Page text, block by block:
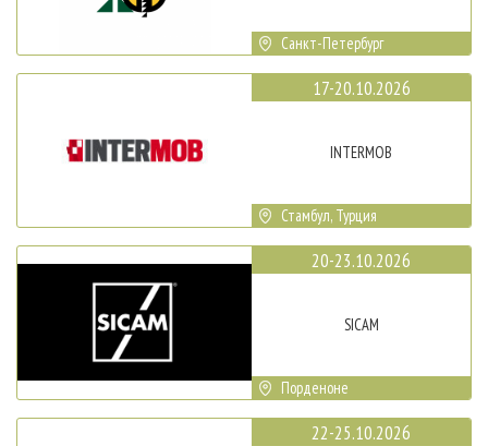
Санкт-Петербург
17-20.10.2026
INTERMOB
Стамбул, Турция
20-23.10.2026
SICAM
Порденоне
22-25.10.2026